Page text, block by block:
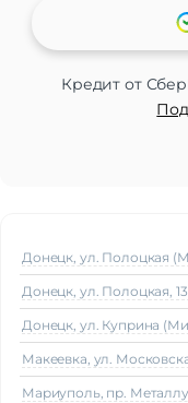
Кредит от
Донецк, ул. Полоцкая
Донецк, ул. Полоцкая,
Донецк, ул. Куприна
Макеeвка, ул.
Мариуполь, пр.